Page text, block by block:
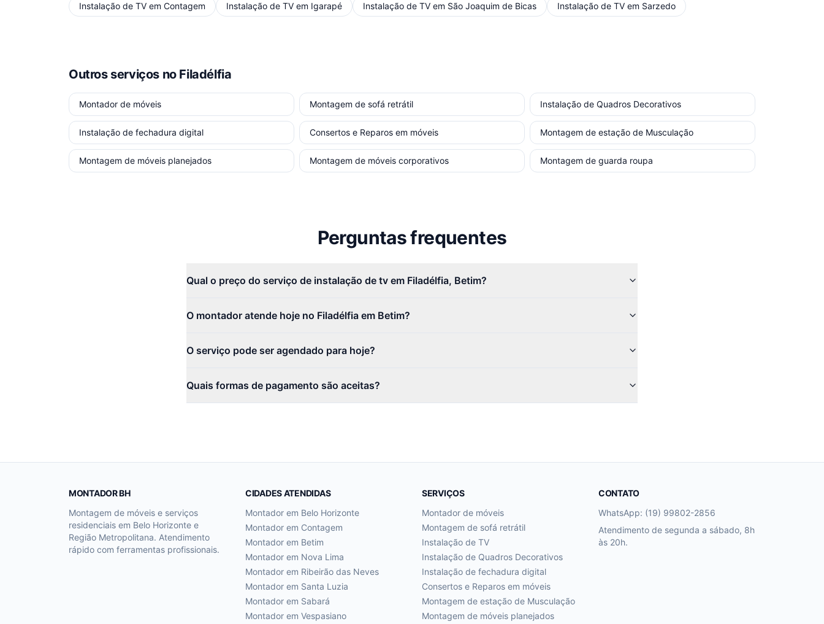
Instalação de TV em Contagem Instalação de TV em Igarapé Instalação de TV em São Joaquim de Bicas Instalação de TV em Sarzedo
Outros serviços no Filadélfia
Montador de móveis Montagem de sofá retrátil Instalação de Quadros Decorativos
Instalação de fechadura digital Consertos e Reparos em móveis Montagem de estação de Musculação
Montagem de móveis planejados Montagem de móveis corporativos Montagem de guarda roupa
Perguntas frequentes
Qual o preço do serviço de instalação de tv em Filadélfia, Betim?
O montador atende hoje no Filadélfia em Betim?
O serviço pode ser agendado para hoje?
Quais formas de pagamento são aceitas?
MONTADOR BH
Montagem de móveis e serviços
residenciais em Belo Horizonte e
Região Metropolitana. Atendimento
rápido com ferramentas profissionais.
CIDADES ATENDIDAS
Montador em Belo Horizonte
Montador em Contagem
Montador em Betim
Montador em Nova Lima
Montador em Ribeirão das Neves
Montador em Santa Luzia
Montador em Sabará
Montador em Vespasiano
SERVIÇOS
Montador de móveis
Montagem de sofá retrátil
Instalação de TV
Instalação de Quadros Decorativos
Instalação de fechadura digital
Consertos e Reparos em móveis
Montagem de estação de Musculação
Montagem de móveis planejados
CONTATO
WhatsApp: (19) 99802-2856
Atendimento de segunda a sábado, 8h
às 20h.